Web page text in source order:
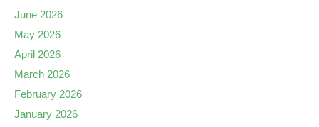
June 2026
May 2026
April 2026
March 2026
February 2026
January 2026